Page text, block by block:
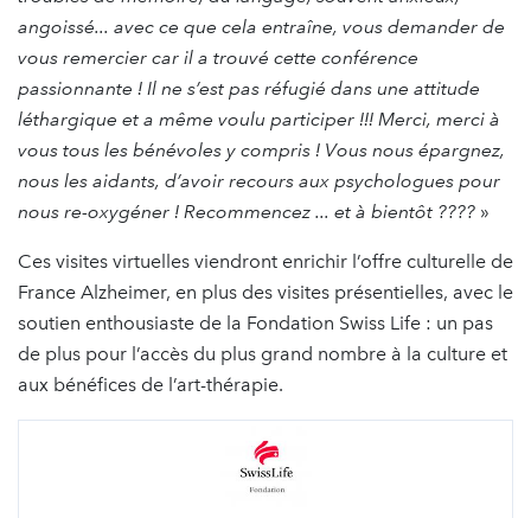
angoissé... avec ce que cela entraîne, vous demander de
vous remercier car il a trouvé cette conférence
passionnante ! Il ne s’est pas réfugié dans une attitude
léthargique et a même voulu participer !!! Merci, merci à
vous tous les bénévoles y compris ! Vous nous épargnez,
nous les aidants, d’avoir recours aux psychologues pour
nous re-oxygéner ! Recommencez ... et à bientôt ???? »
Ces visites virtuelles viendront enrichir l’offre culturelle de
France Alzheimer, en plus des visites présentielles, avec le
soutien enthousiaste de la Fondation Swiss Life : un pas
de plus pour l’accès du plus grand nombre à la culture et
aux bénéfices de l’art-thérapie.